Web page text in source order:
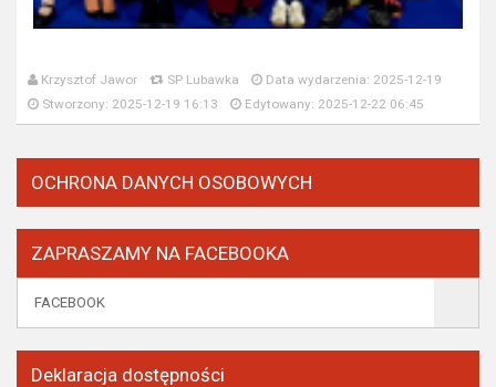
Krzysztof Jawor SP Lubawka
Data wydarzenia: 2025-12-19
Stworzony: 2025-12-19 16:13
Edytowany: 2025-12-22 06:45
OCHRONA DANYCH OSOBOWYCH
ZAPRASZAMY NA FACEBOOKA
FACEBOOK
Deklaracja dostępności